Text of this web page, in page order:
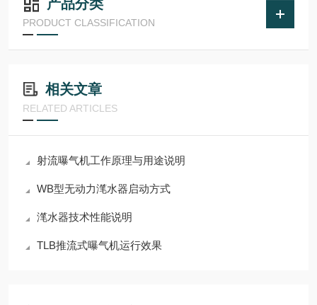
产品分类
PRODUCT CLASSIFICATION
相关文章
RELATED ARTICLES
射流曝气机工作原理与用途说明
WB型无动力滗水器启动方式
滗水器技术性能说明
TLB推流式曝气机运行效果